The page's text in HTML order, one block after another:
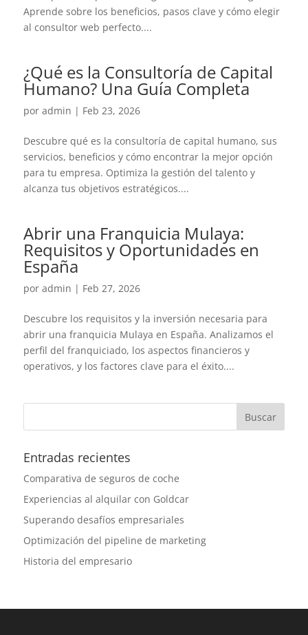
Aprende sobre los beneficios, pasos clave y cómo elegir
al consultor web perfecto....
¿Qué es la Consultoría de Capital
Humano? Una Guía Completa
por admin | Feb 23, 2026
Descubre qué es la consultoría de capital humano, sus
servicios, beneficios y cómo encontrar la mejor opción
para tu empresa. Optimiza la gestión del talento y
alcanza tus objetivos estratégicos....
Abrir una Franquicia Mulaya:
Requisitos y Oportunidades en
España
por admin | Feb 27, 2026
Descubre los requisitos y la inversión necesaria para
abrir una franquicia Mulaya en España. Analizamos el
perfil del franquiciado, los aspectos financieros y
operativos, y los factores clave para el éxito....
Entradas recientes
Comparativa de seguros de coche
Experiencias al alquilar con Goldcar
Superando desafíos empresariales
Optimización del pipeline de marketing
Historia del empresario